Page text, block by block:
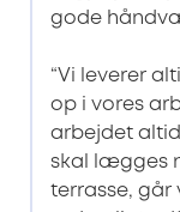
gode
“Vi leverer
op i vores
arbejdet
skal lægges
terrasse, går